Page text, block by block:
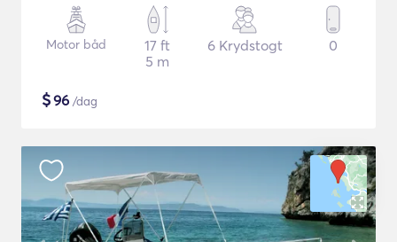
Motor båd
17 ft
5 m
6 Krydstogt 0
$96 /dag